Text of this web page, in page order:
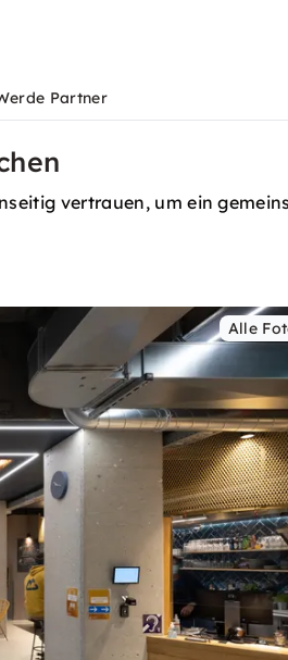
Partner
vertrauen, um ein
Alle